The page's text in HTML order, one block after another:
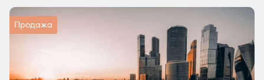
Продажа